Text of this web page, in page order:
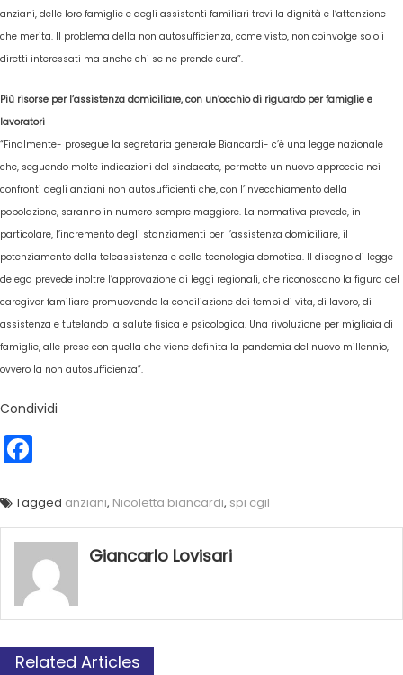
anziani, delle loro famiglie e degli assistenti familiari trovi la dignità e l’attenzione
che merita. Il problema della non autosufficienza, come visto, non coinvolge solo i
diretti interessati ma anche chi se ne prende cura”.
Più risorse per l’assistenza domiciliare, con un’occhio di riguardo per famiglie e
lavoratori
“Finalmente- prosegue la segretaria generale Biancardi- c’è una legge nazionale
che, seguendo molte indicazioni del sindacato, permette un nuovo approccio nei
confronti degli anziani non autosufficienti che, con l’invecchiamento della
popolazione, saranno in numero sempre maggiore. La normativa prevede, in
particolare, l’incremento degli stanziamenti per l’assistenza domiciliare, il
potenziamento della teleassistenza e della tecnologia domotica. Il disegno di legge
delega prevede inoltre l’approvazione di leggi regionali, che riconoscano la figura del
caregiver familiare promuovendo la conciliazione dei tempi di vita, di lavoro, di
assistenza e tutelando la salute fisica e psicologica. Una rivoluzione per migliaia di
famiglie, alle prese con quella che viene definita la pandemia del nuovo millennio,
ovvero la non autosufficienza”.
Condividi
Tagged anziani, Nicoletta biancardi, spi cgil
Giancarlo Lovisari
Related Articles